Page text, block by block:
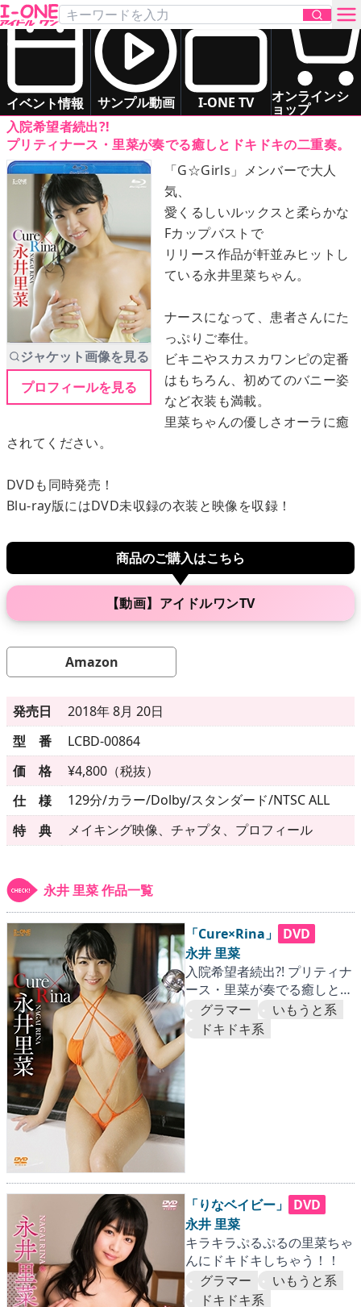
イベント情報 サンプル動画 I-ONE TV オンラインシ
ョップ
お問い合わせ
TOP
DVD
Blu-ray
サンプル動画
イベント情報
アイドル一覧
メニュー
▶新作
▶次回作
▶制作中
▶発売年月日
ご利用ガイド
▶更新情報
▶ 個人情報保護について
▶ よくあるご質問
▶会社概要
▶ お問い合わせフォーム
永井 里菜
「Cure×Rina」
Blu-ray
グラマー
いもうと系 ドキドキ系
入院希望者続出?!
プリティナース・里菜が奏でる癒しとドキドキの二重奏。
ジャケット画像を見る
プロフィールを見る
「G☆Girls」メンバーで大人
気、
愛くるしいルックスと柔らかな
Fカップバストで
リリース作品が軒並みヒットし
ている永井里菜ちゃん。
ナースになって、患者さんにた
っぷりご奉仕。
ビキニやスカスカワンピの定番
はもちろん、初めてのバニー姿
など衣装も満載。
里菜ちゃんの優しさオーラに癒
されてください。
DVDも同時発売！
Blu-ray版にはDVD未収録の衣装と映像を収録！
商品のご購入はこちら
【動画】アイドルワンTV
Amazon
発売日
2018年 8月 20日
型 番
LCBD-00864
価 格
¥4,800（税抜）
仕 様
129分/カラー/Dolby/スタンダード/NTSC ALL
特 典
メイキング映像、チャプタ、プロフィール
永井 里菜 作品一覧
「Cure×Rina」
DVD
永井 里菜
入院希望者続出?! プリティナ
ース・里菜が奏でる癒しとド
キドキの二重奏。
グラマー
いもうと系
ドキドキ系
「りなベイビー」
DVD
永井 里菜
キラキラぷるぷるの里菜ちゃ
んにドキドキしちゃう！！
グラマー
いもうと系
ドキドキ系